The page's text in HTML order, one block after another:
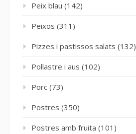
Peix blau (142)
Peixos (311)
Pizzes i pastissos salats (132)
Pollastre i aus (102)
Porc (73)
Postres (350)
Postres amb fruita (101)